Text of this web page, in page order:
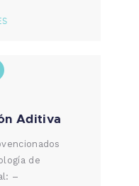
Aditiva
de
–